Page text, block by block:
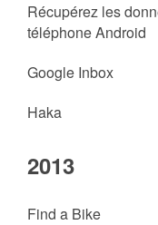
Récupérez les
téléphone Android
Google Inbox
Haka
2013
Find a Bike